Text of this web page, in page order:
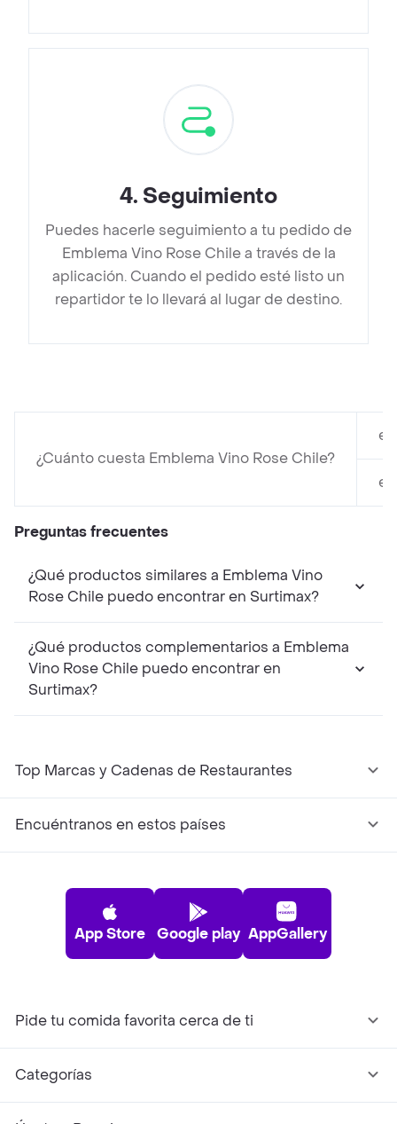
4. Seguimiento
Puedes hacerle seguimiento a tu pedido de
Emblema Vino Rose Chile a través de la
aplicación. Cuando el pedido esté listo un
repartidor te lo llevará al lugar de destino.
¿Cuánto cuesta Emblema Vino Rose Chile?
Preguntas frecuentes
¿Qué productos similares a Emblema Vino
Rose Chile puedo encontrar en Surtimax?
¿Qué productos complementarios a Emblema
Vino Rose Chile puedo encontrar en
Surtimax?
Top Marcas y Cadenas de Restaurantes
Encuéntranos en estos países
App Store Google play AppGallery
Pide tu comida favorita cerca de ti
Categorías